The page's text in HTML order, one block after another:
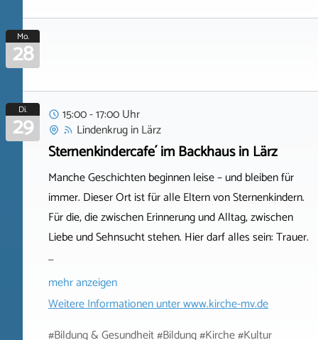
Mo.
28
Di.
29
15:00 - 17:00 Uhr
LindenkruginLärz
Sternenkindercafe´ im Backhaus in Lärz
Manche Geschichten beginnen leise – und bleiben für
immer. Dieser Ort ist für alle Eltern von Sternenkindern.
Für die, die zwischen Erinnerung und Alltag, zwischen
Liebe und Sehnsucht stehen. Hier darf alles sein: Trauer.
…
mehr anzeigen
Weitere Informationen unterwww.kirche-mv.de
#Bildung & Gesundheit #Bildung #Kirche #Kultur